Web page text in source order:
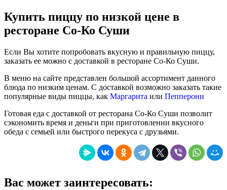
Купить пиццу по низкой цене в
ресторане Со-Ко Суши
Если Вы хотите попробовать вкусную и правильную пиццу,
заказать ее можно с доставкой в ресторане Со-Ко Суши.
В меню на сайте представлен большой ассортимент данного
блюда по низким ценам. С доставкой возможно заказать такие
популярные виды пиццы, как Маргарита или Пепперони
Готовая еда с доставкой от ресторана Со-Ко Суши позволит
сэкономить время и деньги при приготовлении вкусного
обеда с семьей или быстрого перекуса с друзьями.
Вас может заинтересовать: